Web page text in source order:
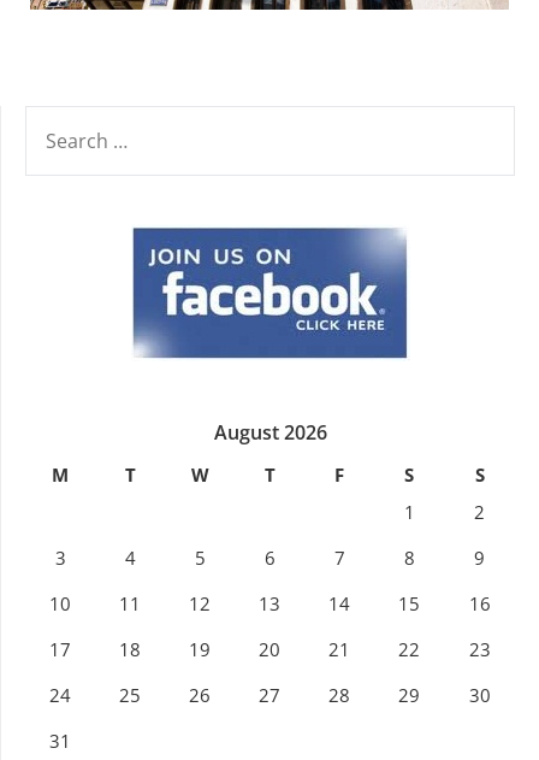
FOR:
August 2026
M T W T F S
S
1
2
3
4 5 6 7 8
9
10
11 12 13 14 15
16
17
18 19 20 21 22
23
24
25 26 27 28 29
30
31